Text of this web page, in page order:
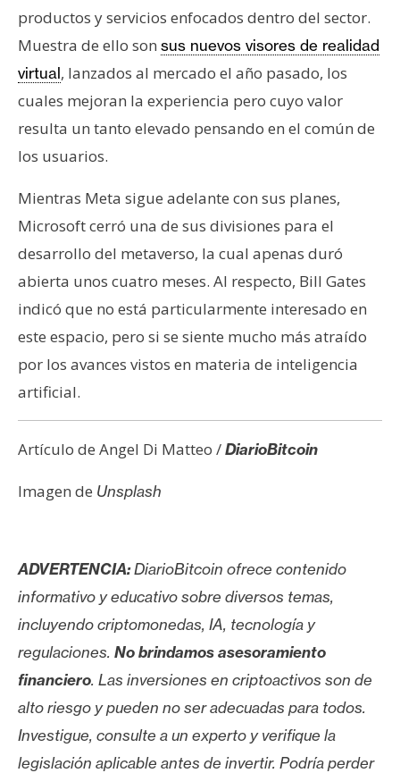
productos y servicios enfocados dentro del sector.
Muestra de ello son sus nuevos visores de realidad
virtual, lanzados al mercado el año pasado, los
cuales mejoran la experiencia pero cuyo valor
resulta un tanto elevado pensando en el común de
los usuarios.
Mientras Meta sigue adelante con sus planes,
Microsoft cerró una de sus divisiones para el
desarrollo del metaverso, la cual apenas duró
abierta unos cuatro meses. Al respecto, Bill Gates
indicó que no está particularmente interesado en
este espacio, pero si se siente mucho más atraído
por los avances vistos en materia de inteligencia
artificial.
Artículo de Angel Di Matteo /DiarioBitcoin
Imagen de Unsplash
ADVERTENCIA:DiarioBitcoin ofrece contenido
informativo y educativo sobre diversos temas,
incluyendo criptomonedas, IA, tecnología y
regulaciones. No brindamos asesoramiento
financiero. Las inversiones en criptoactivos son de
alto riesgo y pueden no ser adecuadas para todos.
Investigue, consulte a un experto y verifique la
legislación aplicable antes de invertir. Podría perder